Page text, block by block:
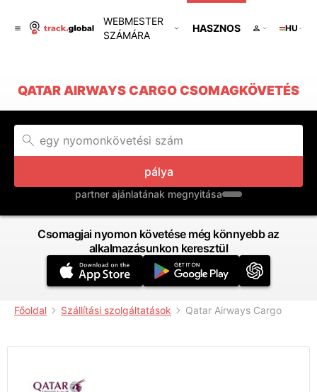
WEBMESTER
SZÁMÁRA
HASZNOS HU
QATAR AIRWAYS CARGO CSOMAGKÖVETÉS
pálya
partner ajánlatának megnyitása
Csomagjai nyomon követése még könnyebb az
alkalmazásunkon keresztül
Főoldal Szállítási szolgáltatások Qatar Airways Cargo